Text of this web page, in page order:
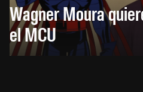
Wagner Moura
el MCU